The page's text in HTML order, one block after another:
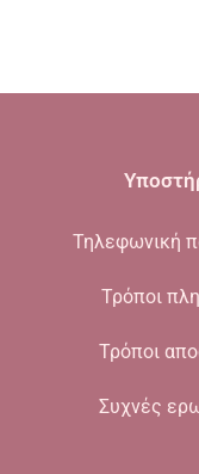
Τηλεφωνική
Τρόποι
Τρόποι
Συχνές